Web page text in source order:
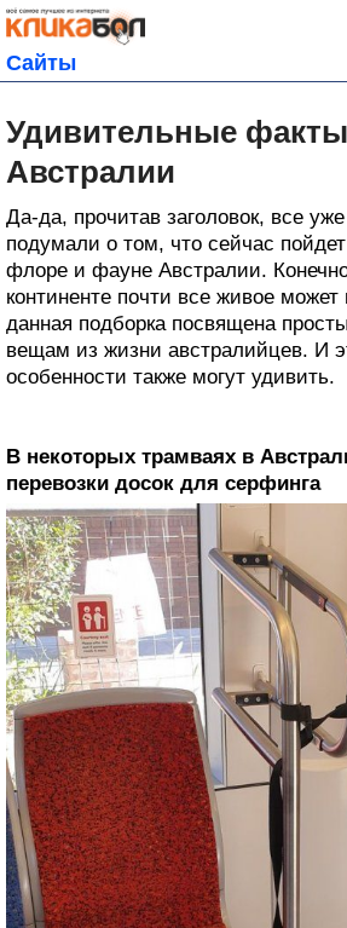
Сайты
Удивительные
Австралии
Да-да, прочитав заголовок, все
подумали о том, что сейчас
флоре и фауне Австралии.
континенте почти все живое может
данная подборка посвящена
вещам из жизни австралийцев. И
особенности также могут удивить.
В некоторых трамваях в
перевозки досок для серфинга